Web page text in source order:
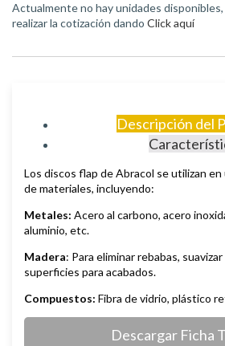
Actualmente no hay unidades
realizar la cotización dando Click aquí
Descripción del
Los discos flap de Abracol se utilizan en
de materiales, incluyendo:
Metales: Acero al carbono, acero
aluminio, etc.
Madera: Para eliminar rebabas,
superficies para acabados.
Compuestos: Fibra de vidrio, plástico
Descargar Ficha